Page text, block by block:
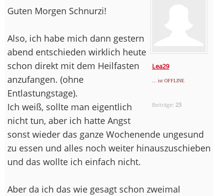
Lea29
... ist OFFLINE
Beiträge: 23
Guten Morgen Schnurzi!
Also, ich habe mich dann gestern
abend entschieden wirklich heute
schon direkt mit dem Heilfasten
anzufangen. (ohne
Entlastungstage).
Ich weiß, sollte man eigentlich
nicht tun, aber ich hatte Angst
sonst wieder das ganze Wochenende ungesund
zu essen und alles noch weiter hinauszuschieben
und das wollte ich einfach nicht.
Aber da ich das wie gesagt schon zweimal